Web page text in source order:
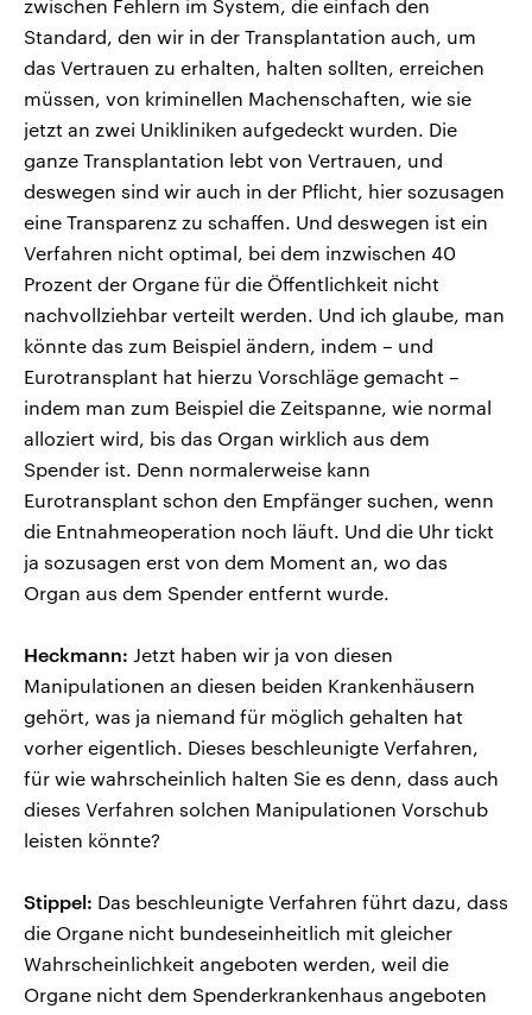
zwischen Fehlern im System, die einfach den
Standard, den wir in der Transplantation auch, um
das Vertrauen zu erhalten, halten sollten, erreichen
müssen, von kriminellen Machenschaften, wie sie
jetzt an zwei Unikliniken aufgedeckt wurden. Die
ganze Transplantation lebt von Vertrauen, und
deswegen sind wir auch in der Pflicht, hier sozusagen
eine Transparenz zu schaffen. Und deswegen ist ein
Verfahren nicht optimal, bei dem inzwischen 40
Prozent der Organe für die Öffentlichkeit nicht
nachvollziehbar verteilt werden. Und ich glaube, man
könnte das zum Beispiel ändern, indem – und
Eurotransplant hat hierzu Vorschläge gemacht –
indem man zum Beispiel die Zeitspanne, wie normal
alloziert wird, bis das Organ wirklich aus dem
Spender ist. Denn normalerweise kann
Eurotransplant schon den Empfänger suchen, wenn
die Entnahmeoperation noch läuft. Und die Uhr tickt
ja sozusagen erst von dem Moment an, wo das
Organ aus dem Spender entfernt wurde.
Heckmann: Jetzt haben wir ja von diesen
Manipulationen an diesen beiden Krankenhäusern
gehört, was ja niemand für möglich gehalten hat
vorher eigentlich. Dieses beschleunigte Verfahren,
für wie wahrscheinlich halten Sie es denn, dass auch
dieses Verfahren solchen Manipulationen Vorschub
leisten könnte?
Stippel: Das beschleunigte Verfahren führt dazu, dass
die Organe nicht bundeseinheitlich mit gleicher
Wahrscheinlichkeit angeboten werden, weil die
Organe nicht dem Spenderkrankenhaus angeboten